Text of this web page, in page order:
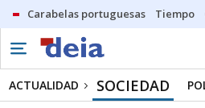
Carabelas portuguesas Tiempo
ACTUALIDAD SOCIEDAD